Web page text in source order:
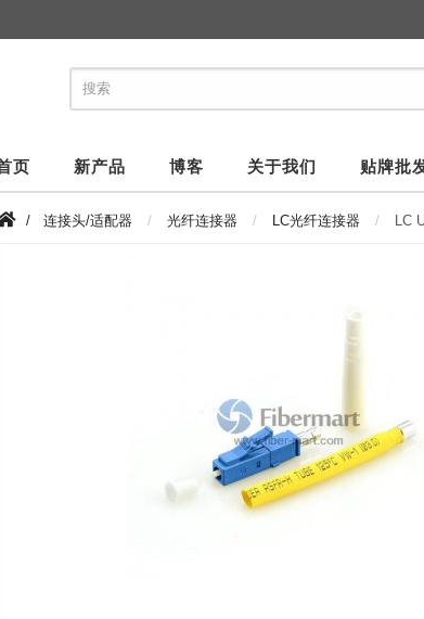
页 新产品 博客 关于我们 贴牌批
/ 连接头/适配器 光纤连接器 LC光纤连接器 LC